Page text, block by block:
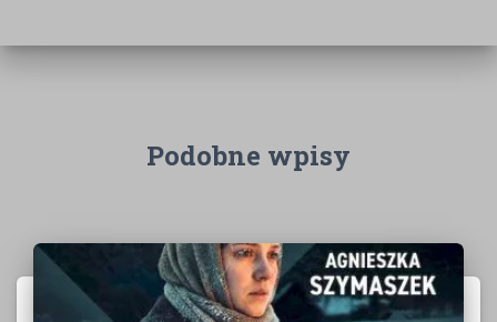
Podobne wpisy